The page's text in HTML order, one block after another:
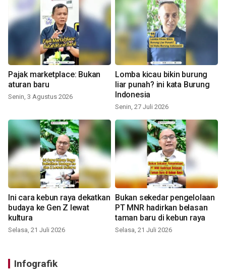
Pajak marketplace: Bukan
aturan baru
Senin, 3 Agustus 2026
Lomba kicau bikin burung
liar punah? ini kata Burung
Indonesia
Senin, 27 Juli 2026
Ini cara kebun raya dekatkan
budaya ke Gen Z lewat
kultura
Selasa, 21 Juli 2026
Bukan sekedar pengelolaan
PT MNR hadirkan belasan
taman baru di kebun raya
Selasa, 21 Juli 2026
Infografik